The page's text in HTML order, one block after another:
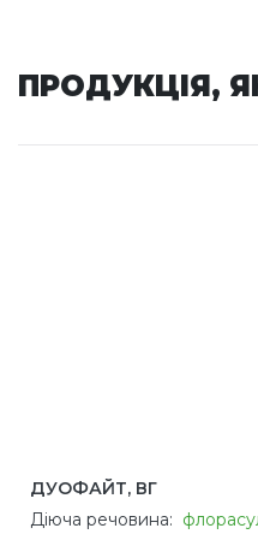
ПРОДУКЦІЯ,
ДУОФАЙТ, ВГ
Діюча речовина: